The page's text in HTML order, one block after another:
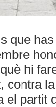
que
hi
contra
el partit